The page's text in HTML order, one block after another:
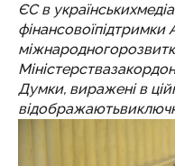
ЄС в
Думки, виражені в